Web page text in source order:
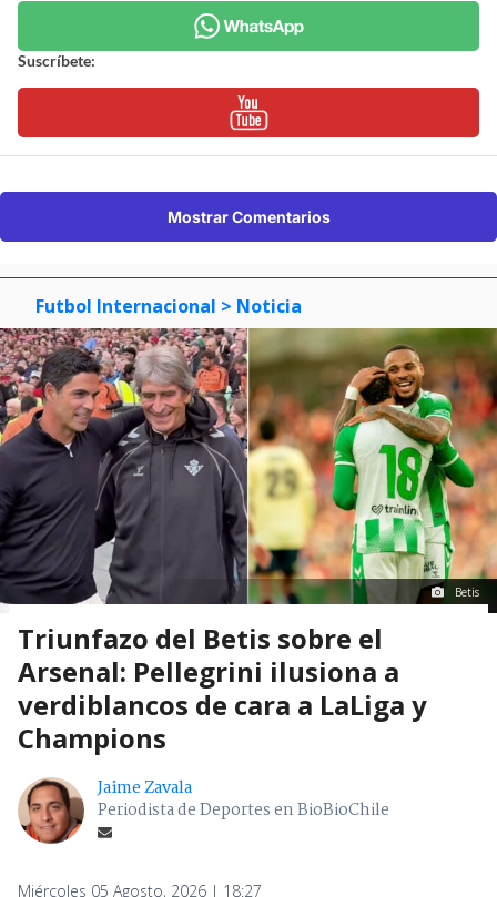
Suscríbete:
Mostrar Comentarios
Futbol Internacional > Noticia
Betis
Triunfazo del Betis sobre el
Arsenal: Pellegrini ilusiona a
verdiblancos de cara a LaLiga y
Champions
Jaime Zavala
Periodista de Deportes en BioBioChile
Miércoles 05 Agosto, 2026 | 18:27